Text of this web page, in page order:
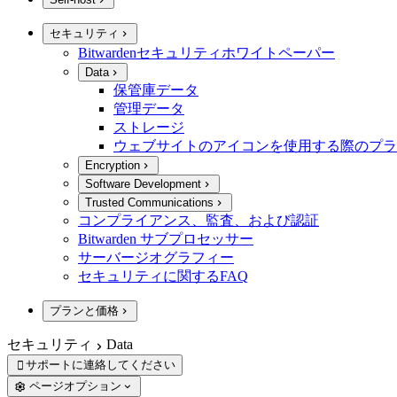
セキュリティ
Bitwardenセキュリティホワイトペーパー
Data
保管庫データ
管理データ
ストレージ
ウェブサイトのアイコンを使用する際のプ
Encryption
Software Development
Trusted Communications
コンプライアンス、監査、および認証
Bitwarden サブプロセッサー
サーバージオグラフィー
セキュリティに関するFAQ
プランと価格
セキュリティ Data
 サポートに連絡してください
ページオプション